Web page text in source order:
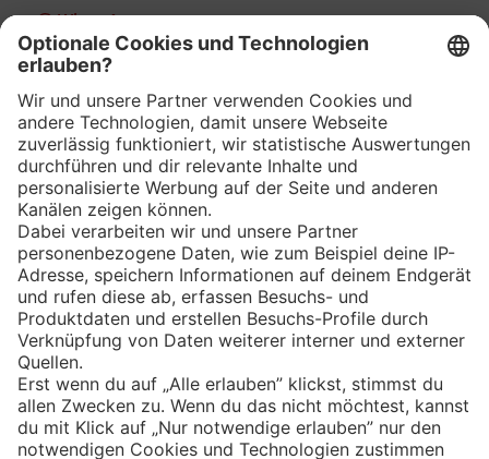
WhatsApp
App
Eishockey